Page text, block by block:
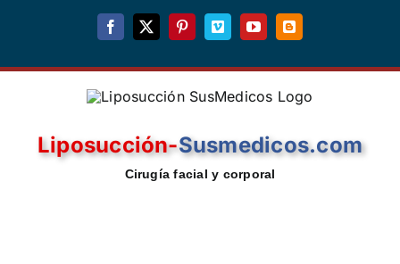
Facebook
X PinterestVimeoYouTubeBlogger
Liposucción-Susmedicos.com
Cirugía facial y corporal